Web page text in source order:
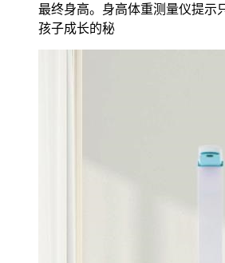
最终身高。身高体重测量仪提示
孩子成长的秘